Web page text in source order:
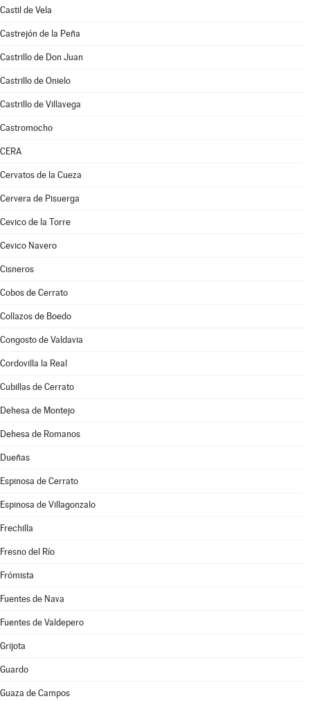
Castil de Vela
Castrejón de la Peña
Castrillo de Don Juan
Castrillo de Onielo
Castrillo de Villavega
Castromocho
CERA
Cervatos de la Cueza
Cervera de Pisuerga
Cevico de la Torre
Cevico Navero
Cisneros
Cobos de Cerrato
Collazos de Boedo
Congosto de Valdavia
Cordovilla la Real
Cubillas de Cerrato
Dehesa de Montejo
Dehesa de Romanos
Dueñas
Espinosa de Cerrato
Espinosa de Villagonzalo
Frechilla
Fresno del Río
Frómista
Fuentes de Nava
Fuentes de Valdepero
Grijota
Guardo
Guaza de Campos